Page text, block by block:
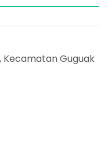
Kecamatan Guguak